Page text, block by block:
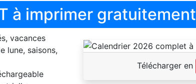
à imprimer gratuitement
vacances
lune, saisons,
Télécharger en